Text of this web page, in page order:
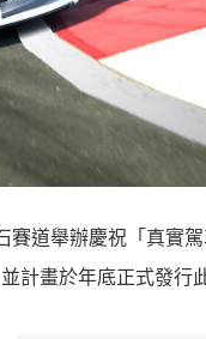
道舉辦慶祝「真實
計畫於年底正式發行